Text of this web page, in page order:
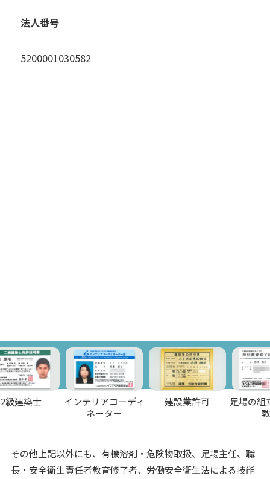
法人番号
5200001030582
士
インテリアコーディ
ネーター
建設業許可
足場の組立て等
その他上記以外にも、有機溶剤・危険物取扱、足場主任、職
長・安全衛生責任者教育修了者、労働安全衛生法による技能